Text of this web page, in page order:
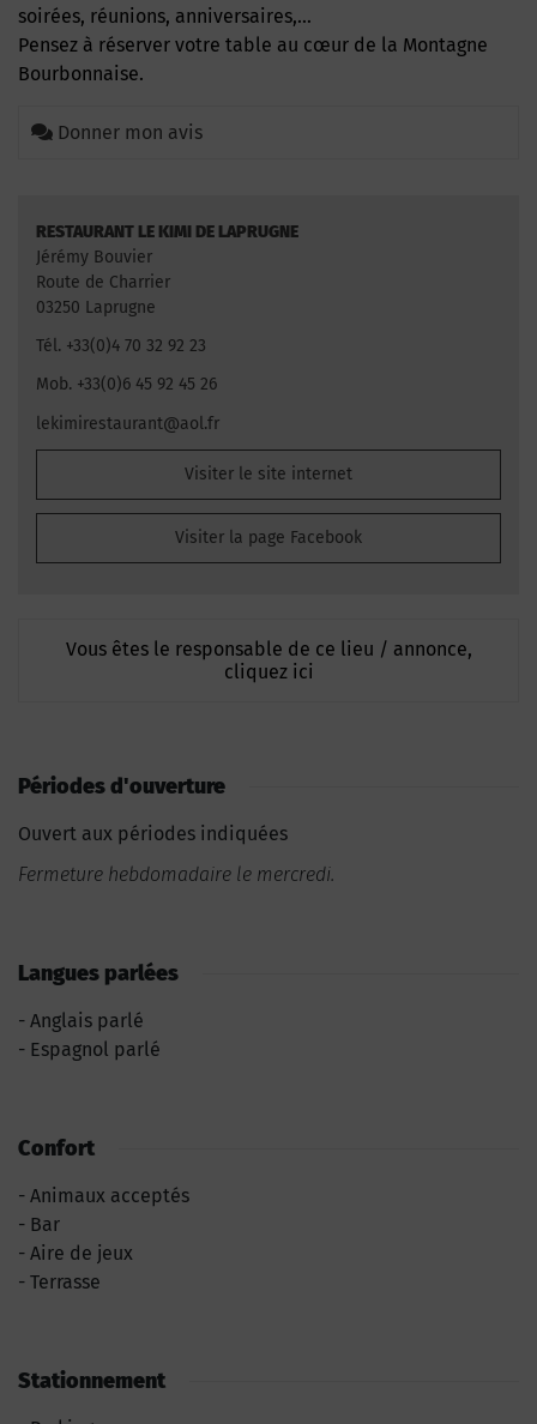
soirées, réunions, anniversaires,…
Pensez à réserver votre table au cœur de la Montagne
Bourbonnaise.
Donner mon avis
RESTAURANT LE KIMI DE LAPRUGNE
Jérémy Bouvier
Route de Charrier
03250 Laprugne
Tél. +33(0)4 70 32 92 23
Mob. +33(0)6 45 92 45 26
lekimirestaurant@aol.fr
Visiter le site internet
Visiter la page Facebook
Vous êtes le responsable de ce lieu / annonce,
cliquez ici
Périodes d'ouverture
Ouvert aux périodes indiquées
Fermeture hebdomadaire le mercredi.
Langues parlées
Anglais parlé
Espagnol parlé
Confort
Animaux acceptés
Bar
Aire de jeux
Terrasse
Stationnement